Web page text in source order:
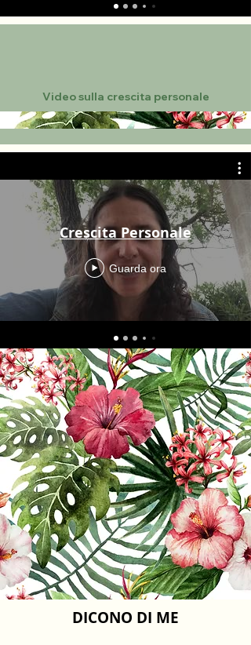
Video sulla crescita personale
Crescita Personale
Guarda ora
DICONO DI ME